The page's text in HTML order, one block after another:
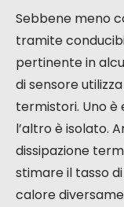
Sebbene meno
tramite
pertinente in
di sensore
termistori. Uno è
l’altro è isolato.
dissipazione
stimare il tasso di
calore